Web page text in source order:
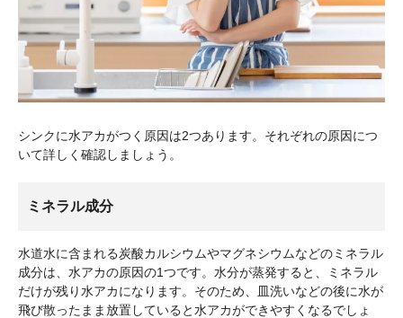
シンクに水アカがつく原因は2つあります。それぞれの原因につ
いて詳しく確認しましょう。
ミネラル成分
水道水に含まれる炭酸カルシウムやマグネシウムなどのミネラル
成分は、水アカの原因の1つです。水分が蒸発すると、ミネラル
だけが残り水アカになります。そのため、皿洗いなどの後に水が
飛び散ったまま放置していると水アカができやすくなるでしょ